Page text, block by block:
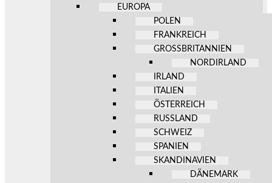
EUROPA
POLEN
FRANKREICH
GROSSBRITANNIEN
NORDIRLAND
IRLAND
ITALIEN
ÖSTERREICH
RUSSLAND
SCHWEIZ
SPANIEN
SKANDINAVIEN
DÄNEMARK